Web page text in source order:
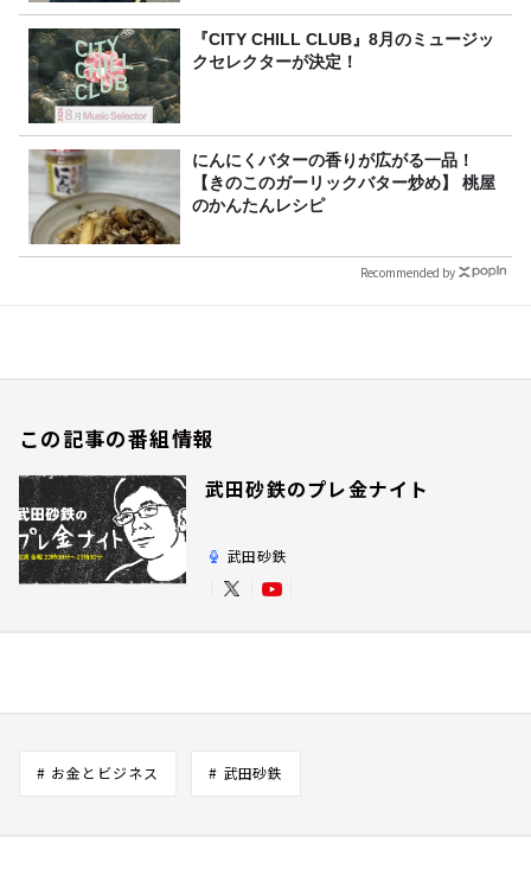
『CITY CHILL CLUB』8月のミュージッ
クセレクターが決定！
にんにくバターの香りが広がる一品！
【きのこのガーリックバター炒め】 桃屋
のかんたんレシピ
Recommended by
この記事の番組情報
武田砂鉄のプレ金ナイト
武田砂鉄
# お金とビジネス # 武田砂鉄